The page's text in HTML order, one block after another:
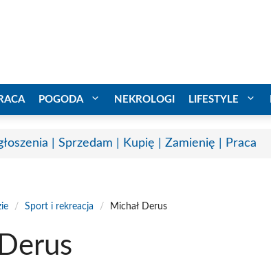
POGODA NEKROLOGI LIFESTYLE
| Sprzedam | Kupię | Zamienię | Praca
/ Sport i rekreacja / Michał Derus